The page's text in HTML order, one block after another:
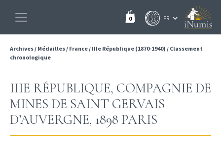
0
Archives/ Médailles/ France/ IIIe République (1870-1940) / Classement
chronologique
IIIE RÉPUBLIQUE, COMPAGNIE DE
MINES DE SAINT GERVAIS
D’AUVERGNE, 1898 PARIS